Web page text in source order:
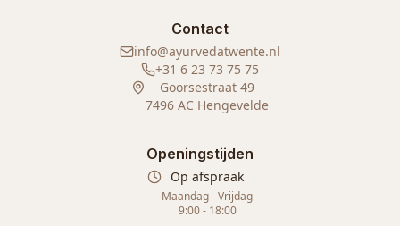
Contact
info@ayurvedatwente.nl
+31 6 23 73 75 75
Goorsestraat 49
7496 AC Hengevelde
Openingstijden
Op afspraak
Maandag - Vrijdag
9:00 - 18:00